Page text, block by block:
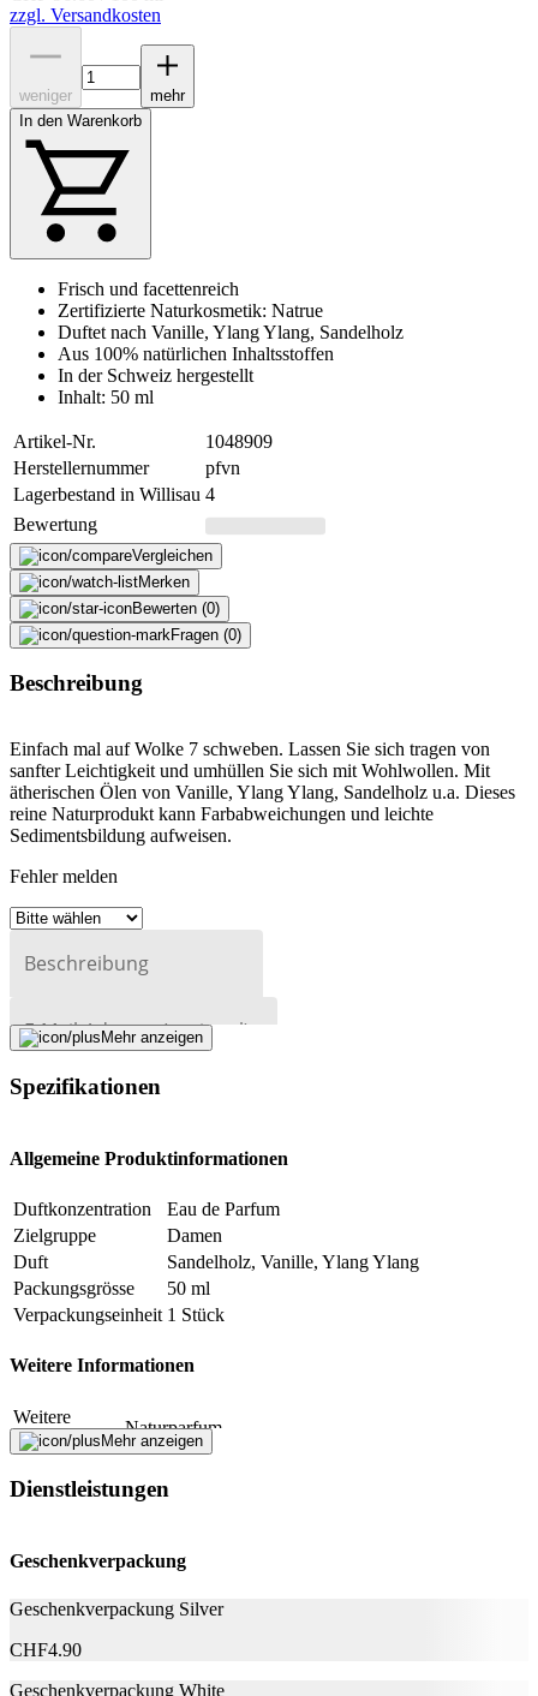
zzgl. Versandkosten
weniger
mehr
In den Warenkorb
Frisch und facettenreich
Zertifizierte Naturkosmetik: Natrue
Duftet nach Vanille, Ylang Ylang, Sandelholz
Aus 100% natürlichen Inhaltsstoffen
In der Schweiz hergestellt
Inhalt: 50 ml
Artikel-Nr.
1048909
Herstellernummer
pfvn
Lagerbestand in Willisau 4
Bewertung
Vergleichen
Merken
Bewerten (0)
Fragen (0)
Beschreibung
Einfach mal auf Wolke 7 schweben. Lassen Sie sich tragen von
sanfter Leichtigkeit und umhüllen Sie sich mit Wohlwollen. Mit
ätherischen Ölen von Vanille, Ylang Ylang, Sandelholz u.a. Dieses
reine Naturprodukt kann Farbabweichungen und leichte
Sedimentsbildung aufweisen.
Fehler melden
Beschreibung
E-Mail-Adresse (optional)
Falsche Daten melden
Mehr anzeigen
Spezifikationen
Allgemeine Produktinformationen
Duftkonzentration
Eau de Parfum
Zielgruppe
Damen
Duft
Sandelholz, Vanille, Ylang Ylang
Packungsgrösse
50 ml
Verpackungseinheit 1 Stück
Weitere Informationen
Weitere
Informationen
Naturparfum
LINALOOL**, BENZYL BENZOATE**,
BENZYL SALICYLATE**, CITRAL**,
FARNESOL**, GERANIOL**. * certified
organic, ** part of natural essential oils
Nachhaltigkeit
Mehr anzeigen
Dienstleistungen
Geschenkverpackung
Geschenkverpackung Silver
CHF4.90
Geschenkverpackung White